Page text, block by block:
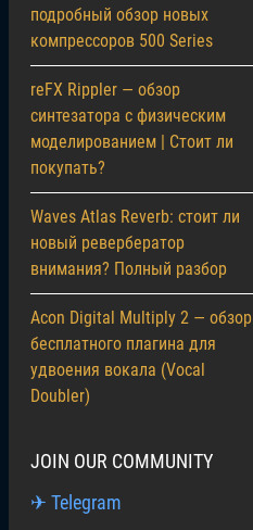
подробный обзор новых
компрессоров 500 Series
reFX Rippler — обзор
синтезатора с физическим
моделированием | Стоит ли
покупать?
Waves Atlas Reverb: стоит ли
новый ревербератор
внимания? Полный разбор
Acon Digital Multiply 2 — обзор
бесплатного плагина для
удвоения вокала (Vocal
Doubler)
JOIN OUR COMMUNITY
✈ Telegram